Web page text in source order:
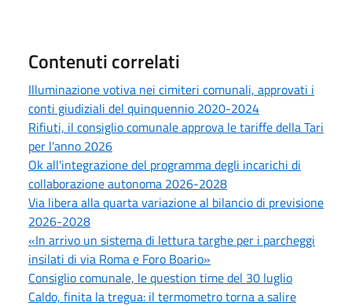
Contenuti correlati
Illuminazione votiva nei cimiteri comunali, approvati i
conti giudiziali del quinquennio 2020-2024
Rifiuti, il consiglio comunale approva le tariffe della Tari
per l'anno 2026
Ok all'integrazione del programma degli incarichi di
collaborazione autonoma 2026-2028
Via libera alla quarta variazione al bilancio di previsione
2026-2028
«In arrivo un sistema di lettura targhe per i parcheggi
insilati di via Roma e Foro Boario»
Consiglio comunale, le question time del 30 luglio
Caldo, finita la tregua: il termometro torna a salire